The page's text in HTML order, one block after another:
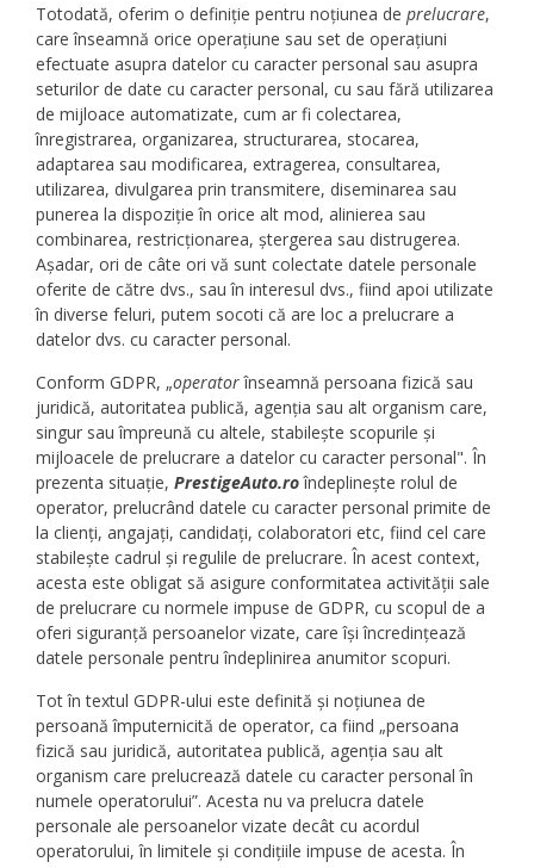
Totodată, oferim o definiție pentru noțiunea de prelucrare,
care înseamnă orice operațiune sau set de operațiuni
efectuate asupra datelor cu caracter personal sau asupra
seturilor de date cu caracter personal, cu sau fără utilizarea
de mijloace automatizate, cum ar fi colectarea,
înregistrarea, organizarea, structurarea, stocarea,
adaptarea sau modificarea, extragerea, consultarea,
utilizarea, divulgarea prin transmitere, diseminarea sau
punerea la dispoziție în orice alt mod, alinierea sau
combinarea, restricționarea, ștergerea sau distrugerea.
Așadar, ori de câte ori vă sunt colectate datele personale
oferite de către dvs., sau în interesul dvs., fiind apoi utilizate
în diverse feluri, putem socoti că are loc a prelucrare a
datelor dvs. cu caracter personal.
Conform GDPR, „operatorînseamnă persoana fizică sau
juridică, autoritatea publică, agenția sau alt organism care,
singur sau împreună cu altele, stabilește scopurile și
mijloacele de prelucrare a datelor cu caracter personal". În
prezenta situație, PrestigeAuto.roîndeplinește rolul de
operator, prelucrând datele cu caracter personal primite de
la clienți, angajați, candidați, colaboratori etc, fiind cel care
stabilește cadrul și regulile de prelucrare. În acest context,
acesta este obligat să asigure conformitatea activității sale
de prelucrare cu normele impuse de GDPR, cu scopul de a
oferi siguranță persoanelor vizate, care își încredințează
datele personale pentru îndeplinirea anumitor scopuri.
Tot în textul GDPR-ului este definită și noțiunea de
persoană împuternicită de operator, ca fiind „persoana
fizică sau juridică, autoritatea publică, agenția sau alt
organism care prelucrează datele cu caracter personal în
numele operatorului”. Acesta nu va prelucra datele
personale ale persoanelor vizate decât cu acordul
operatorului, în limitele și condițiile impuse de acesta. În